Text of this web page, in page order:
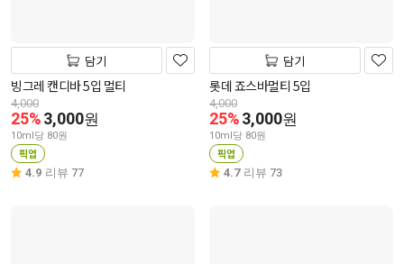
담기
빙그레 캔디바 5입 멀티
4,000
25%3,000원
10ml당 80원
픽업
4.9 리뷰 77
담기
롯데 죠스바멀티 5입
4,000
25%3,000원
10ml당 80원
픽업
4.7 리뷰 73